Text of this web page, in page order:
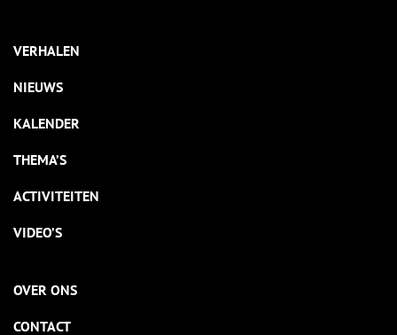
VERHALEN
NIEUWS
KALENDER
THEMA’S
ACTIVITEITEN
VIDEO’S
OVER ONS
CONTACT